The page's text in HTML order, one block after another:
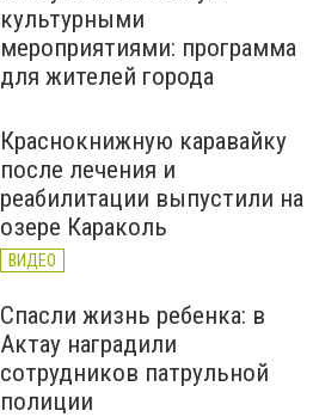
культурными
мероприятиями: программа
для жителей города
Краснокнижную каравайку
после лечения и
реабилитации выпустили на
озере Караколь
ВИДЕО
Спасли жизнь ребенка: в
Актау наградили
сотрудников патрульной
полиции